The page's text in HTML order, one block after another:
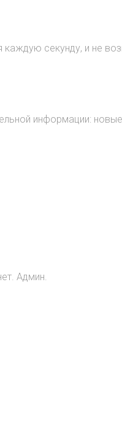
каждую секунду, и не
информации:
Админ.